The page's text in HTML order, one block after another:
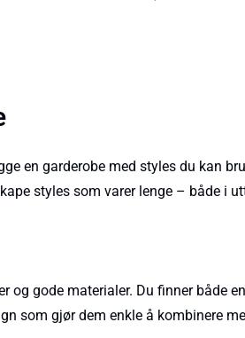
en garderobe med styles du kan
styles som varer lenge – både i
gode materialer. Du finner både
som gjør dem enkle å kombinere